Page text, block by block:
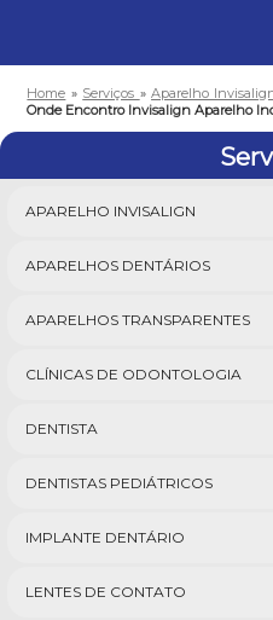
Home » Serviços »Aparelho
Onde Encontro Invisalign Aparelho
APARELHO INVISALIGN
APARELHOS DENTÁRIOS
APARELHOS TRANSPARENTES
CLÍNICAS DE ODONTOLOGIA
DENTISTA
DENTISTAS PEDIÁTRICOS
IMPLANTE DENTÁRIO
LENTES DE CONTATO